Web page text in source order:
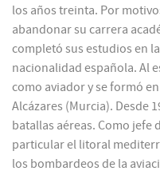
los años treinta. Por
abandonar su carrera
completó sus estudios en
nacionalidad española. Al
como aviador y se formó
Alcázares (Murcia). Desde
batallas aéreas. Como jefe
particular el litoral
los bombardeos de la